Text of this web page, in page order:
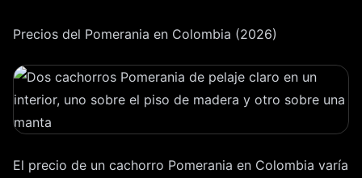
Precios del Pomerania en Colombia (2026)
El precio de un cachorro Pomerania en Colombia varía